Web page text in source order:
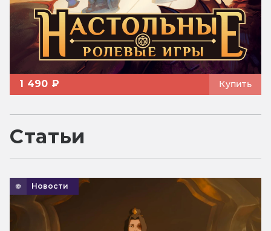
1 490 ₽ Купить
Статьи
Новости